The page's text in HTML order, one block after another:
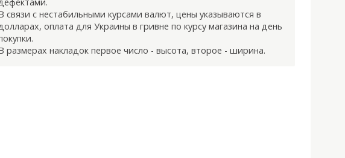
связи с нестабильными курсами валют, цены указываются в
оплата для Украины в гривне по курсу магазина на день
размерах накладок первое число - высота, второе - ширина.